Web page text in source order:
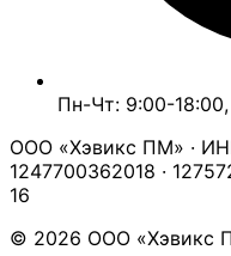
Пн-Чт: 9:00-
ООО «Хэвикс ПМ» ·
1247700362018 ·
16
© 2026 ООО «Хэвикс